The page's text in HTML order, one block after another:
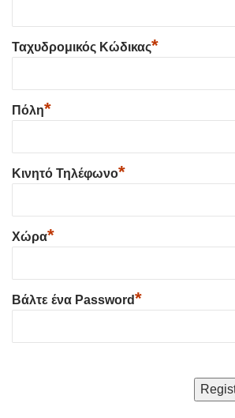
Ταχυδρομικός Κώδικας*
Πόλη*
Κινητό Τηλέφωνο*
Χώρα*
Βάλτε ένα Password*